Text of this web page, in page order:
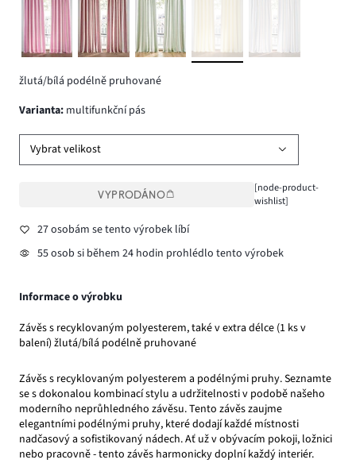
žlutá/bílá podélně pruhované
varianta: multifunkční pás
Vybrat velikost
VYPRODÁNO
[node-product-
wishlist]
27 osobám se tento výrobek líbí
55 osob si během 24 hodin prohlédlo tento výrobek
Informace o výrobku
Závěs s recyklovaným polyesterem, také v extra délce (1 ks v
balení) žlutá/bílá podélně pruhované
Závěs s recyklovaným polyesterem a podélnými pruhy. Seznamte
se s dokonalou kombinací stylu a udržitelnosti v podobě našeho
moderního neprůhledného závěsu. Tento závěs zaujme
elegantními podélnými pruhy, které dodají každé místnosti
nadčasový a sofistikovaný nádech. Ať už v obývacím pokoji, ložnici
nebo pracovně - tento závěs harmonicky doplní každý interiér.